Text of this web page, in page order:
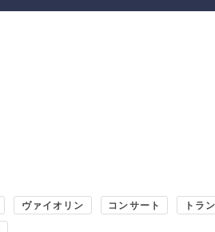
ヴァイオリン コンサート トラ